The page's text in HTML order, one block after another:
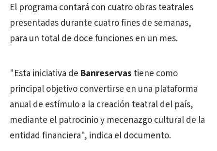
El programa contará con cuatro obras teatrales
presentadas durante cuatro fines de semanas,
para un total de doce funciones en un mes.
"Esta iniciativa de Banreservas tiene como
principal objetivo convertirse en una plataforma
anual de estímulo a la creación teatral del país,
mediante el patrocinio y mecenazgo cultural de la
entidad financiera", indica el documento.